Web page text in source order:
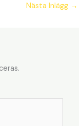
Nästa Inlägg →